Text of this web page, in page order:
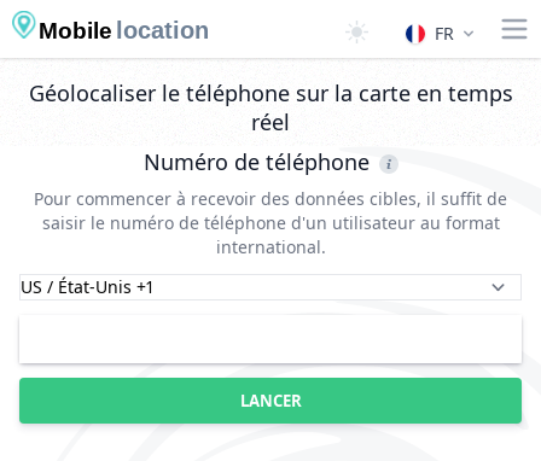
Mobile location FR
Géolocaliser le téléphone sur la carte en temps
réel
Numéro de téléphone
Pour commencer à recevoir des données cibles, il suffit de
saisir le numéro de téléphone d'un utilisateur au format
international.
LANCER